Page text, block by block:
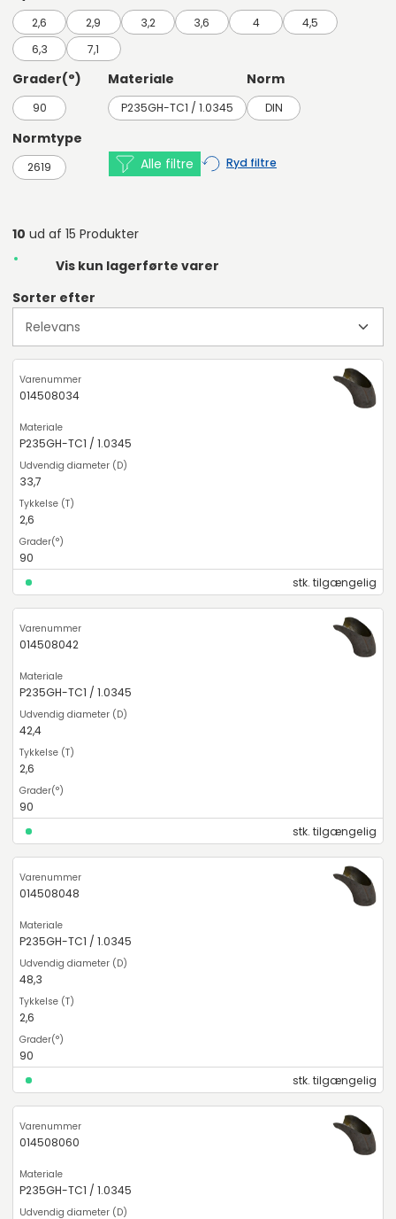
2,6 2,9 3,2 3,6 4
4,5
6,3
7,1
Grader(°)
90
Materiale
P235GH-TC1 / 1.0345
Norm
DIN
Normtype
2619 Alle filtre Ryd filtre
10 ud af 15 Produkter
Vis kun lagerførte varer
Sorter efter
014508034
P235GH-TC1 / 1.0345
33,7
2,6
90
stk. tilgængelig
014508042
P235GH-TC1 / 1.0345
42,4
2,6
90
stk. tilgængelig
014508048
P235GH-TC1 / 1.0345
48,3
2,6
90
stk. tilgængelig
014508060
P235GH-TC1 / 1.0345